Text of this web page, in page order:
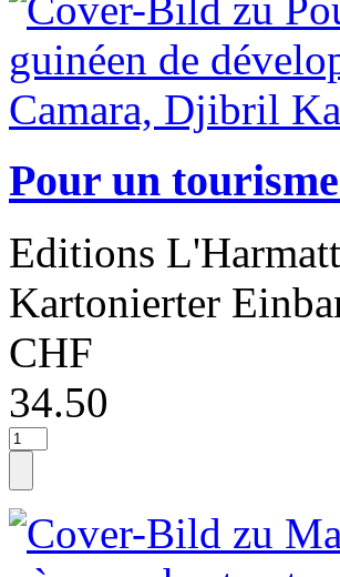
Pour un
Editions
Kartonierter
CHF
34.50